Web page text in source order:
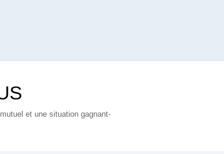
et une situation gagnant-